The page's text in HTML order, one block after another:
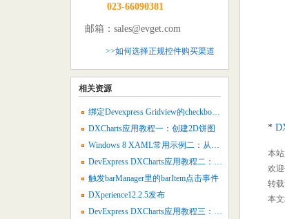
*
本
欢
转
本文
023-66090381
邮箱：sales@evget.com
>>如何选择正规控件购买渠道
相关资源
绑定Devexpress Gridview的checkbox列中的数据源
DXCharts应用教程一：创建2D饼图
Windows 8 XAML常用示例二：从数据源中植入幻灯片视图
DevExpress DXCharts应用教程二：创建2D面积图
触发barManager里的barItem点击事件
DXperience12.2.5发布
DevExpress DXCharts应用教程三：创建2D气泡图